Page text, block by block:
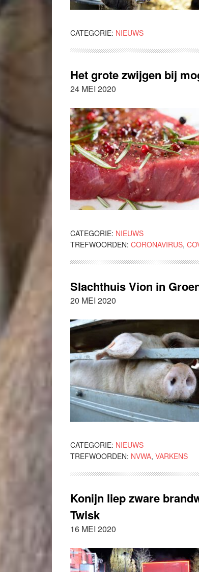
CATEGORIE: NIEUWS
Het grote zwijgen bij
24 MEI 2020
CATEGORIE: NIEUWS
TREFWOORDEN: CORONAVIRUS,
Slachthuis Vion in
20 MEI 2020
CATEGORIE: NIEUWS
TREFWOORDEN: NVWA, VARKENS
Konijn liep zware
Twisk
16 MEI 2020